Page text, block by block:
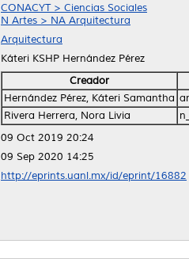
CONACYT > Ciencias Sociales
N Artes > NA Arquitectura
Arquitectura
Káteri KSHP Hernández Pérez
Creador
Hernández Pérez, Káteri Samantha
Rivera Herrera, Nora Livia
09 Oct 2019 20:24
09 Sep 2020 14:25
http://eprints.uanl.mx/id/eprint/16882